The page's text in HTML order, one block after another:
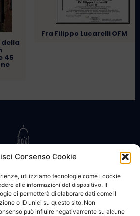
Consenso Cookie
utilizziamo tecnologie come i cookie
alle informazioni del dispositivo. Il
ci permetterà di elaborare dati come il
o ID unici su questo sito. Non
può influire negativamente su alcune
della
45
Fra Filippo Lucarelli OFM
COOKIE POLICY PRIVACY